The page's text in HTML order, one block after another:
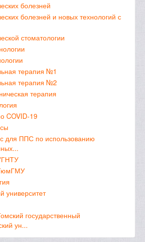
болезней
болезней и новых технологий с
стоматологии
терапия №1
терапия №2
терапия
COVID-19
для ППС по использованию
университет
государственный
ун...